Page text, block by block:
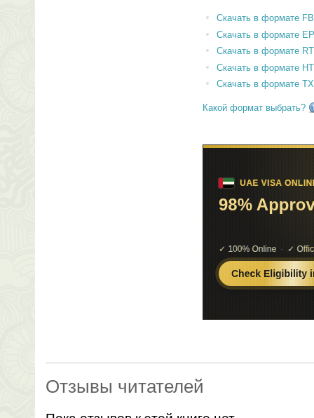
Скачать в формате
Скачать в формате
Скачать в формате
Скачать в формате
Скачать в формате
Какой формат выбрать?
Отзывы читателей